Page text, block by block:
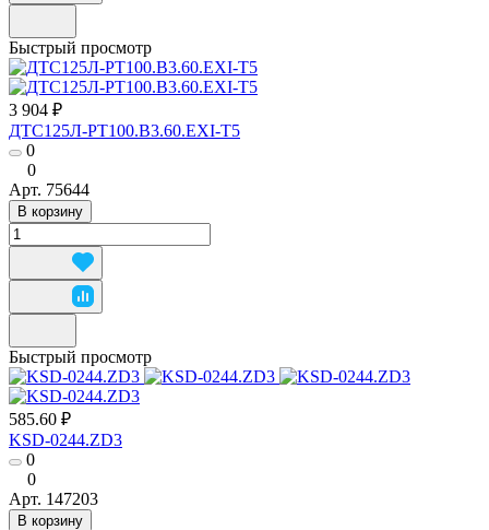
Быстрый просмотр
3 904 ₽
ДТС125Л-РТ100.В3.60.ЕХI-Т5
0
0
Арт. 75644
В корзину
Быстрый просмотр
585.60 ₽
KSD-0244.ZD3
0
0
Арт. 147203
В корзину